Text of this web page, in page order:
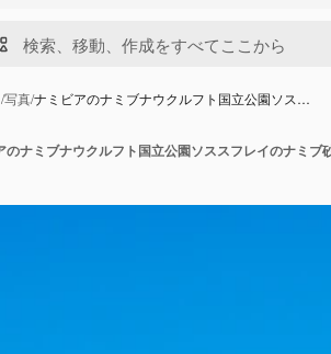
/写真/ナミビアのナミブナウクルフト国立公園ソス…